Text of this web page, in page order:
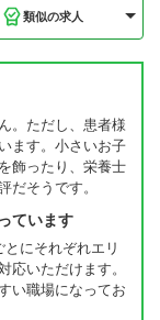
類似の求人
。ただし、患者様
ます。小さいお子
飾ったり、栄養士
だそうです。
ています
にそれぞれエリ
応いただけます。
い職場になってお